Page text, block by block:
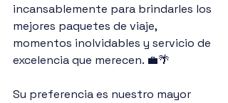
incansablemente para brindarles los
mejores paquetes de viaje,
momentos inolvidables y servicio de
excelencia que merecen. 💼🌴
Su preferencia es nuestro mayor